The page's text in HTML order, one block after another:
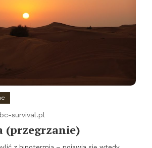
survival.pl
(przegrzanie)